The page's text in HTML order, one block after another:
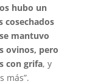
hubo un
cosechados
mantuvo
ovinos, pero
con grifa, y
más”.